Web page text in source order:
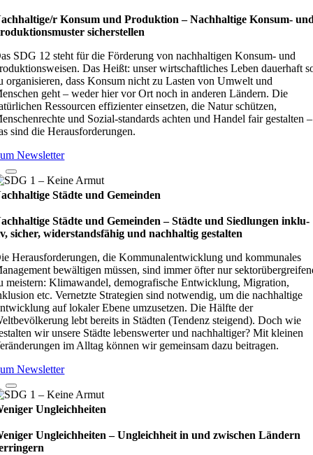
r Konsum und Produktion – Nach­hal­tige Kon­sum-
sicher­stel­len
SDG 12 steht für die Förderung von nachhaltigen Konsum- und
Das Heißt: unser wirtschaftliches Leben dauerhaft
organisieren, dass Konsum nicht zu Lasten von Umwelt und
geht – weder hier vor Ort noch in anderen Ländern. Die
Ressourcen effizienter einsetzen, die Natur schützen,
und Sozial-standards achten und Handel fair gestalten –
sind die Herausforderungen.
Newsletter
Städte und Gemeinden
Städte und Gemeinden – Städte und Sied­lun­gen inklu­
sicher, wider­stands­fä­hig und nach­hal­tig gestal­ten
Herausforderungen, die Kommunalentwicklung und kommunales
bewältigen müssen, sind immer öfter nur
meistern: Klimawandel, demografische Entwicklung, Migration,
etc. Vernetzte Strategien sind notwendig, um die nachhaltige
auf lokaler Ebene umzusetzen. Die Hälfte der
lebt bereits in Städten (Tendenz steigend). Doch wie
wir unsere Städte lebenswerter und nachhaltiger? Mit kleinen
im Alltag können wir gemeinsam dazu beitragen.
Newsletter
Ungleichheiten
Ungleichheiten – Ungleich­heit in und zwi­schen Län­dern